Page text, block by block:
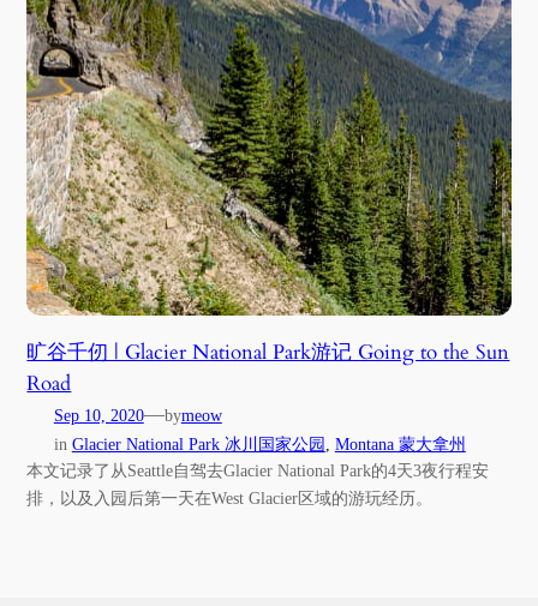
旷谷千仞 | Glacier National Park游记 Going to the Sun
Road
Sep 10, 2020—bymeow
in Glacier National Park 冰川国家公园
Montana 蒙大拿州
本文记录了从Seattle自驾去Glacier National Park的4天3夜行程安
排，以及入园后第一天在West Glacier区域的游玩经历。